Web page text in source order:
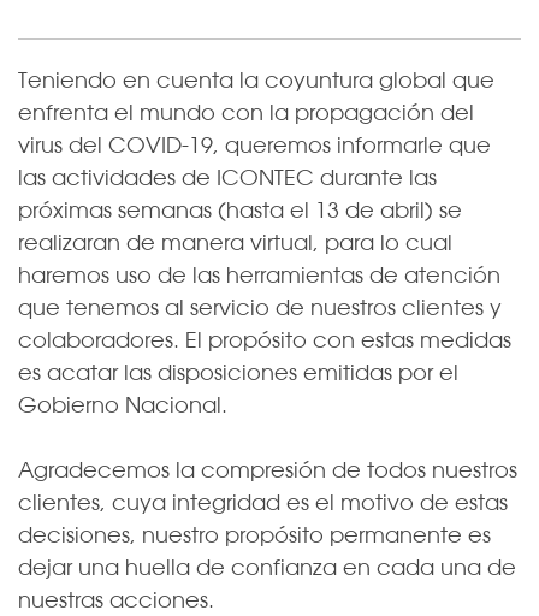
Teniendo en cuenta la coyuntura global que
enfrenta el mundo con la propagación del
virus del COVID-19, queremos informarle que
las actividades de ICONTEC durante las
próximas semanas (hasta el 13 de abril) se
realizaran de manera virtual, para lo cual
haremos uso de las herramientas de atención
que tenemos al servicio de nuestros clientes y
colaboradores. El propósito con estas medidas
es acatar las disposiciones emitidas por el
Gobierno Nacional.
Agradecemos la compresión de todos nuestros
clientes, cuya integridad es el motivo de estas
decisiones, nuestro propósito permanente es
dejar una huella de confianza en cada una de
nuestras acciones.